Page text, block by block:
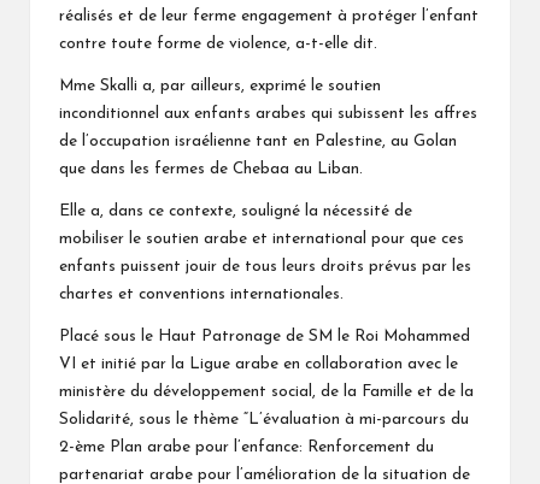
réalisés et de leur ferme engagement à protéger l’enfant
contre toute forme de violence, a-t-elle dit.
Mme Skalli a, par ailleurs, exprimé le soutien
inconditionnel aux enfants arabes qui subissent les affres
de l’occupation israélienne tant en Palestine, au Golan
que dans les fermes de Chebaa au Liban.
Elle a, dans ce contexte, souligné la nécessité de
mobiliser le soutien arabe et international pour que ces
enfants puissent jouir de tous leurs droits prévus par les
chartes et conventions internationales.
Placé sous le Haut Patronage de SM le Roi Mohammed
VI et initié par la Ligue arabe en collaboration avec le
ministère du développement social, de la Famille et de la
Solidarité, sous le thème “L’évaluation à mi-parcours du
2-ème Plan arabe pour l’enfance: Renforcement du
partenariat arabe pour l’amélioration de la situation de